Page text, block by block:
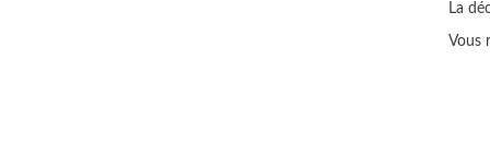
La
Vous